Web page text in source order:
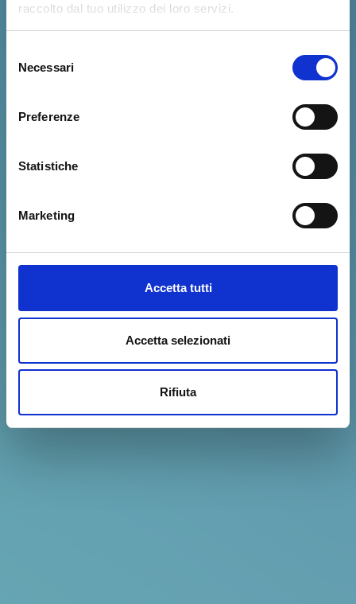
raccolto dal tuo utilizzo dei loro servizi.
delNecessari
Preferenze
Statistiche
Marketing
Accetta tutti
Accetta selezionati
Rifiuta
La matematica
asupporto
dell’innovazione